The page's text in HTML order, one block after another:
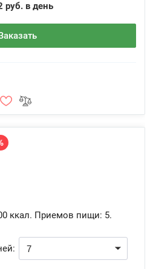
руб. в день
ккал. Приемов пищи: 5.